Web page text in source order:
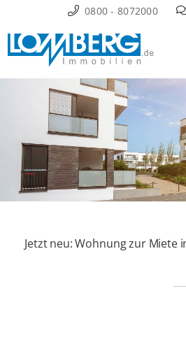
Inhalt
springen
0800 - 8072000
Jetzt neu: Wohnung zur Miete